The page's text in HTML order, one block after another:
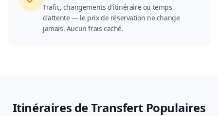
Trafic, changements d'itinéraire ou temps
d'attente — le prix de réservation ne change
jamais. Aucun frais caché.
Itinéraires de Transfert Populaires